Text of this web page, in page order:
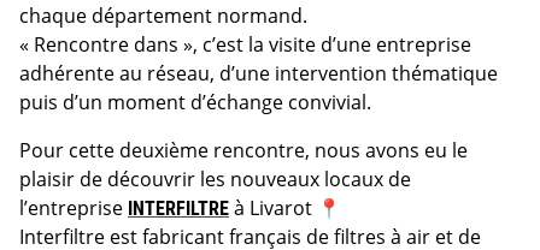
chaque département normand.
« Rencontre dans », c’est la visite d’une entreprise
adhérente au réseau, d’une intervention thématique
puis d’un moment d’échange convivial.
Pour cette deuxième rencontre, nous avons eu le
plaisir de découvrir les nouveaux locaux de
l’entreprise INTERFILTREà Livarot 📍
Interfiltre est fabricant français de filtres à air et de